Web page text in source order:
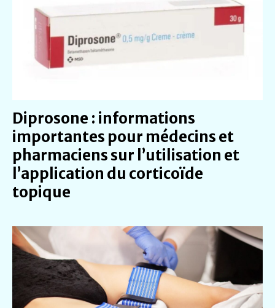
Diprosone : informations
importantes pour médecins et
pharmaciens sur l’utilisation et
l’application du corticoïde
topique